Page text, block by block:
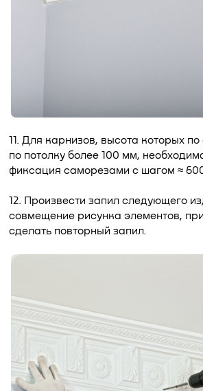
11. Для карнизов, высота которых
по потолку более 100 мм,
фиксация саморезами с шагом ≈
12. Произвести запил следующего
совмещение рисунка элементов,
сделать повторный запил.